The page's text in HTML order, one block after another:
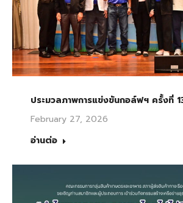
ประมวลภาพการแข่งขันกอล์ฟฯ ครั้งที่
February 27, 2026
อ่านต่อ